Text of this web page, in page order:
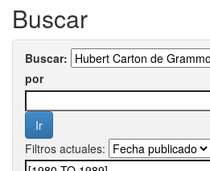
Buscar
Buscar:
por
Filtros actuales: